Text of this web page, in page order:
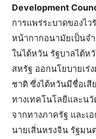
Development
การแพร่ระบาดของไ
หน้ากากอนามัยเป็นจ
ในไต้หวัน รัฐบาลไต้ห
สหรัฐ ออกนโยบายเร่
ชาติ ซึ่งไต้หวันมีชื่อเสี
ทางเทคโนโลยีและน
จากทางภาครัฐ และเ
นายเสิ่นหรงจิน รัฐมน